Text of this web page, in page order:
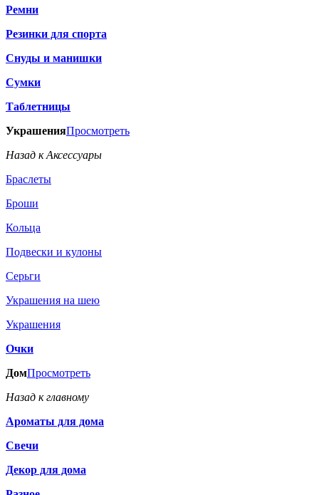
Ремни
Резинки для спорта
Снуды и манишки
Сумки
Таблетницы
УкрашенияПросмотреть
Назад к Аксессуары
Браслеты
Броши
Кольца
Подвески и кулоны
Серьги
Украшения на шею
Украшения
Очки
ДомПросмотреть
Назад к главному
Ароматы для дома
Свечи
Декор для дома